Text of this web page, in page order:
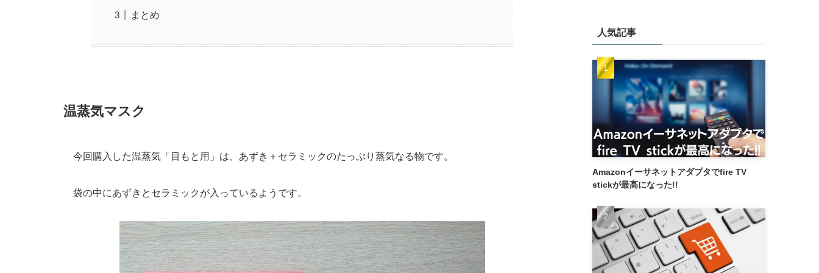
まとめ
温蒸気マスク
今回購入した温蒸気「目もと用」は、あずき＋セラミックのたっぷり蒸気なる物です。
袋の中にあずきとセラミックが入っているようです。
人気記事
Amazonイーサネットアダプタでfire TV
stickが最高になった!!